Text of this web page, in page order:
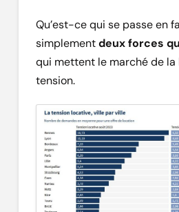
Qu’est-ce qui se passe en
simplementdeux forces
qui mettent le marché de
tension.